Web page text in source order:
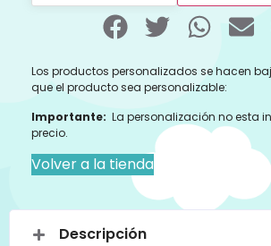
Los productos personalizados se hacen
que el producto sea personalizable:
Importante: La personalización no esta
precio.
Volver a la tienda
Descripción